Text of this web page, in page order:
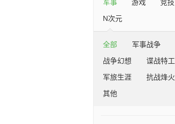
军事
游戏
竞技
N次元
全部
军事战争
战争幻想
谍战特工
军旅生涯
抗战烽火
其他